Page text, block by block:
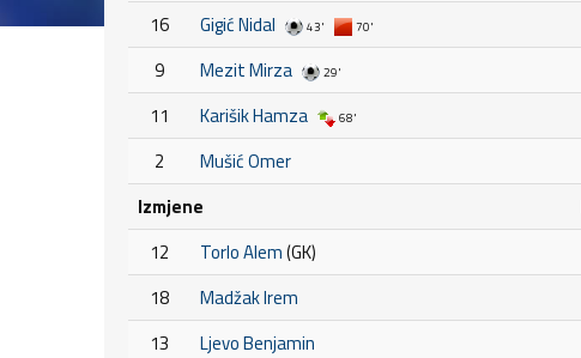
16
Gigić Nidal 43' 70'
9 Mezit Mirza 29'
11 Karišik Hamza 68'
2
Mušić Omer
Izmjene
12
Torlo Alem(GK)
18
Madžak Irem
13
Ljevo Benjamin